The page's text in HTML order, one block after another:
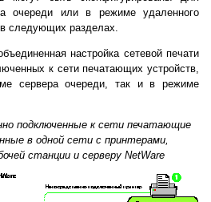
очереди или в режиме удаленного
следующих разделах.
настройка сетевой печати
к сети печатающих устройств,
сервера очереди, так и в режиме
подключенные к сети печатающие
в одной сети с принтерами,
станции и серверу NetWare